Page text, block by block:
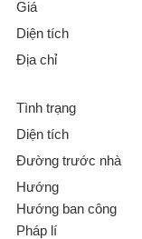
Giá
Diện tích
Địa chỉ
Tình trạng
Diện tích
Đường trước nhà
Hướng
Hướng ban công
Pháp lí